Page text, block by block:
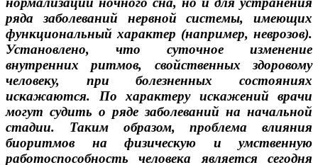
ряда заболеваний нервной системы, имеющих
функциональный характер (например, неврозов).
Установлено, что суточное изменение
внутренних ритмов, свойственных здоровому
человеку, при болезненных состояниях
искажаются. По характеру искажений врачи
могут судить о ряде заболеваний на начальной
стадии. Таким образом, проблема влияния
биоритмов на физическую и умственную
работоспособность человека является сегодня